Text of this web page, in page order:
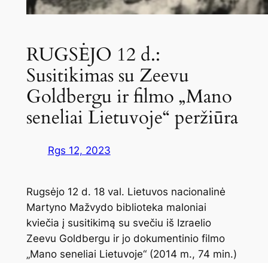
RUGSĖJO 12 d.:
Susitikimas su Zeevu
Goldbergu ir filmo „Mano
seneliai Lietuvoje“ peržiūra
Rgs 12, 2023
Rugsėjo 12 d. 18 val. Lietuvos nacionalinė
Martyno Mažvydo biblioteka maloniai
kviečia į susitikimą su svečiu iš Izraelio
Zeevu Goldbergu ir jo dokumentinio filmo
„Mano seneliai Lietuvoje“ (2014 m., 74 min.)